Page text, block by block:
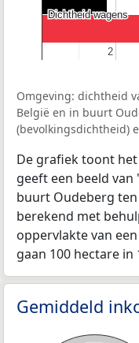
2
2
Dichtheid wagens
Dichtheid wagens
Omgeving: dichtheid
België en in buurt
(bevolkingsdichtheid)
De grafiek toont
geeft een beeld
buurt Oudeberg
berekend met
oppervlakte van
gaan 100 hectare in
Gemiddeld